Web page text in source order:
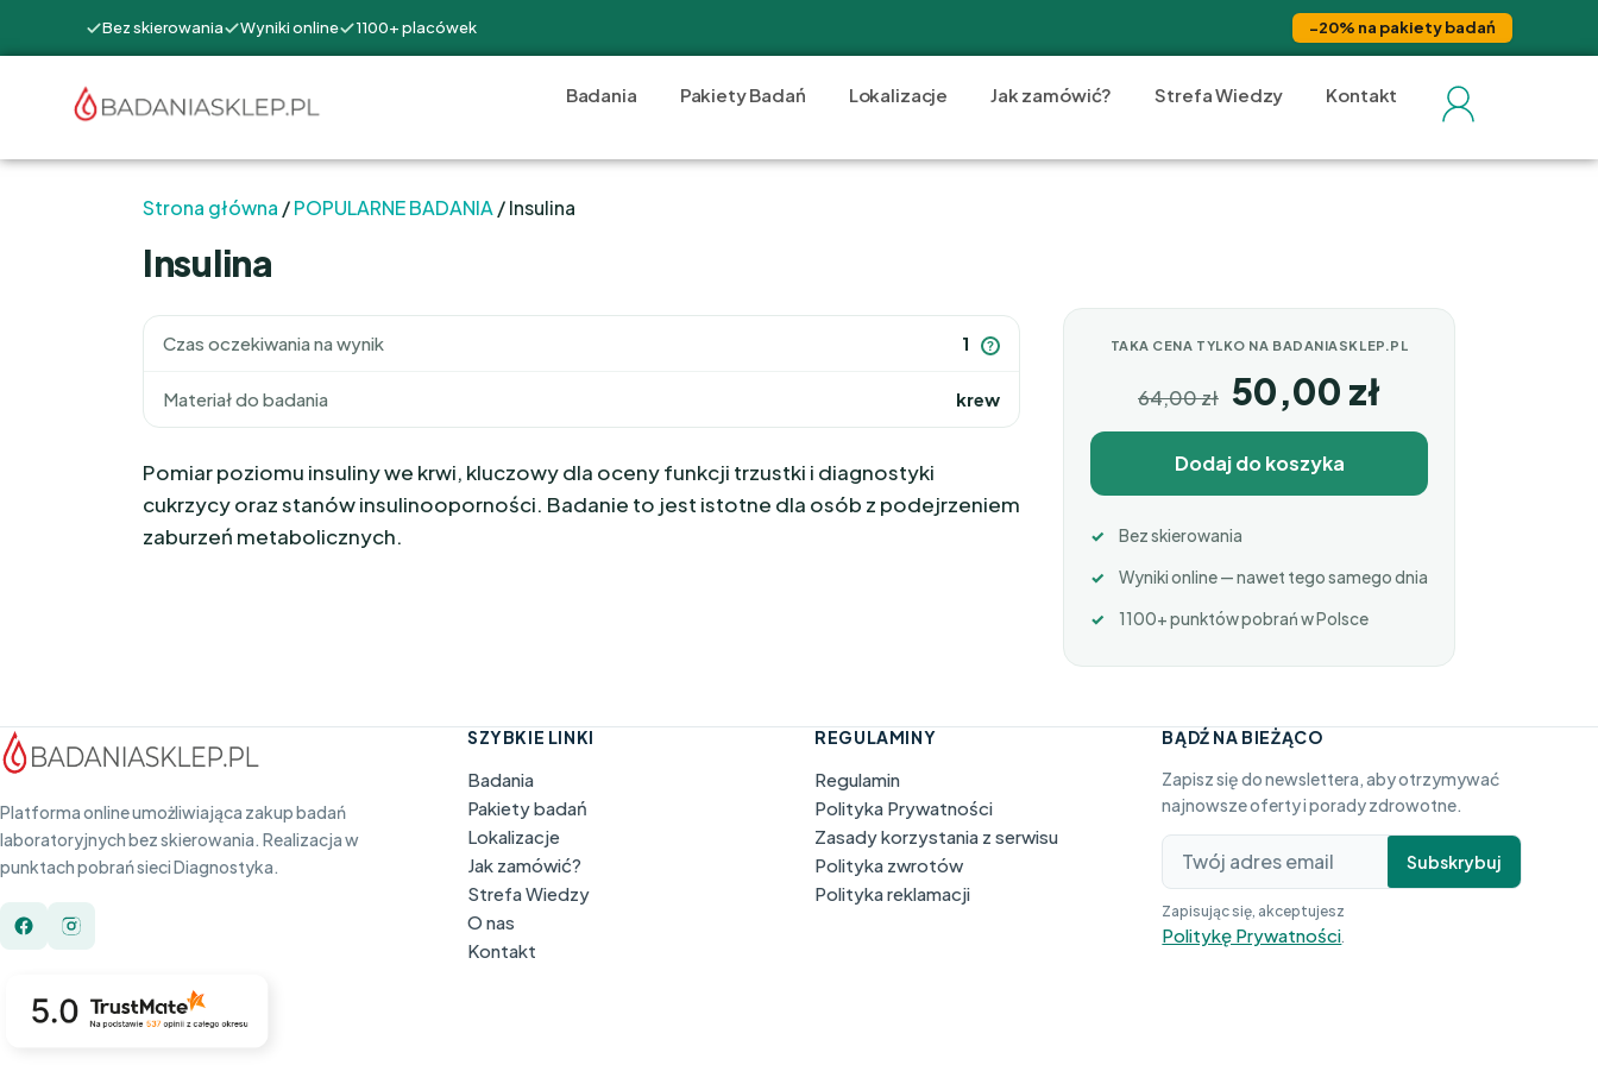
Bez skierowania Wyniki online 1100+ placówek −20% na pakiety badań
Badania Pakiety Badań Lokalizacje Jak zamówić? Strefa Wiedzy Kontakt
Strona główna /POPULARNE BADANIA / Insulina
Insulina
Czas oczekiwania na wynik 1 ?
Materiał do badania krew
Pomiar poziomu insuliny we krwi, kluczowy dla oceny funkcji trzustki i diagnostyki
cukrzycy oraz stanów insulinooporności. Badanie to jest istotne dla osób z podejrzeniem
zaburzeń metabolicznych.
TAKA CENA TYLKO NA BADANIASKLEP.PL
64,00zł 50,00 zł
Dodaj do koszyka
Bez skierowania
Wyniki online — nawet tego samego dnia
1100+ punktów pobrań w Polsce
Platforma online umożliwiająca zakup badań
laboratoryjnych bez skierowania. Realizacja w
punktach pobrań sieci Diagnostyka.
SZYBKIE LINKI
Badania
Pakiety badań
Lokalizacje
Jak zamówić?
Strefa Wiedzy
O nas
Kontakt
REGULAMINY
Regulamin
Polityka Prywatności
Zasady korzystania z serwisu
Polityka zwrotów
Polityka reklamacji
BĄDŹ NA BIEŻĄCO
Zapisz się do newslettera, aby otrzymywać
najnowsze oferty i porady zdrowotne.
Subskrybuj
Zapisując się, akceptujesz
Politykę Prywatności.